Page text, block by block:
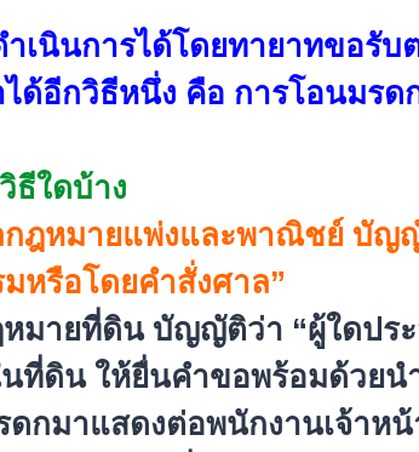
เนินการได้โดยทายาทขอรับ
ด้อีกวิธีหนึ่ง คือ การโอนมร
ธีใดบ้าง
ฎหมายแพ่งและพาณิชย์ บัญ
หรือโดยคำสั่งศาล”
มายที่ดิน บัญญัติว่า “ผู้ใดปร
ที่ดิน ให้ยื่นคำขอพร้อมด้วยน
ดกมาแสดงต่อพนักงานเจ้าหน้